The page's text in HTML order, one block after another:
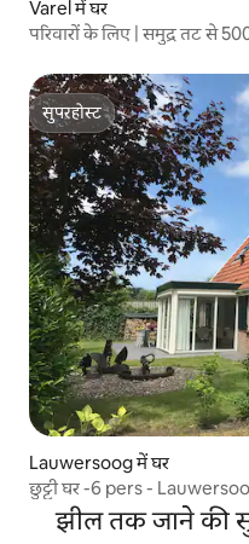
Varel में घर
परिवारों के लिए | समुद्र तट से
सुपरहोस्ट
सुपरहोस्ट
Lauwersoog में घर
छुट्टी घर -6 pers -
झील तक जाने की